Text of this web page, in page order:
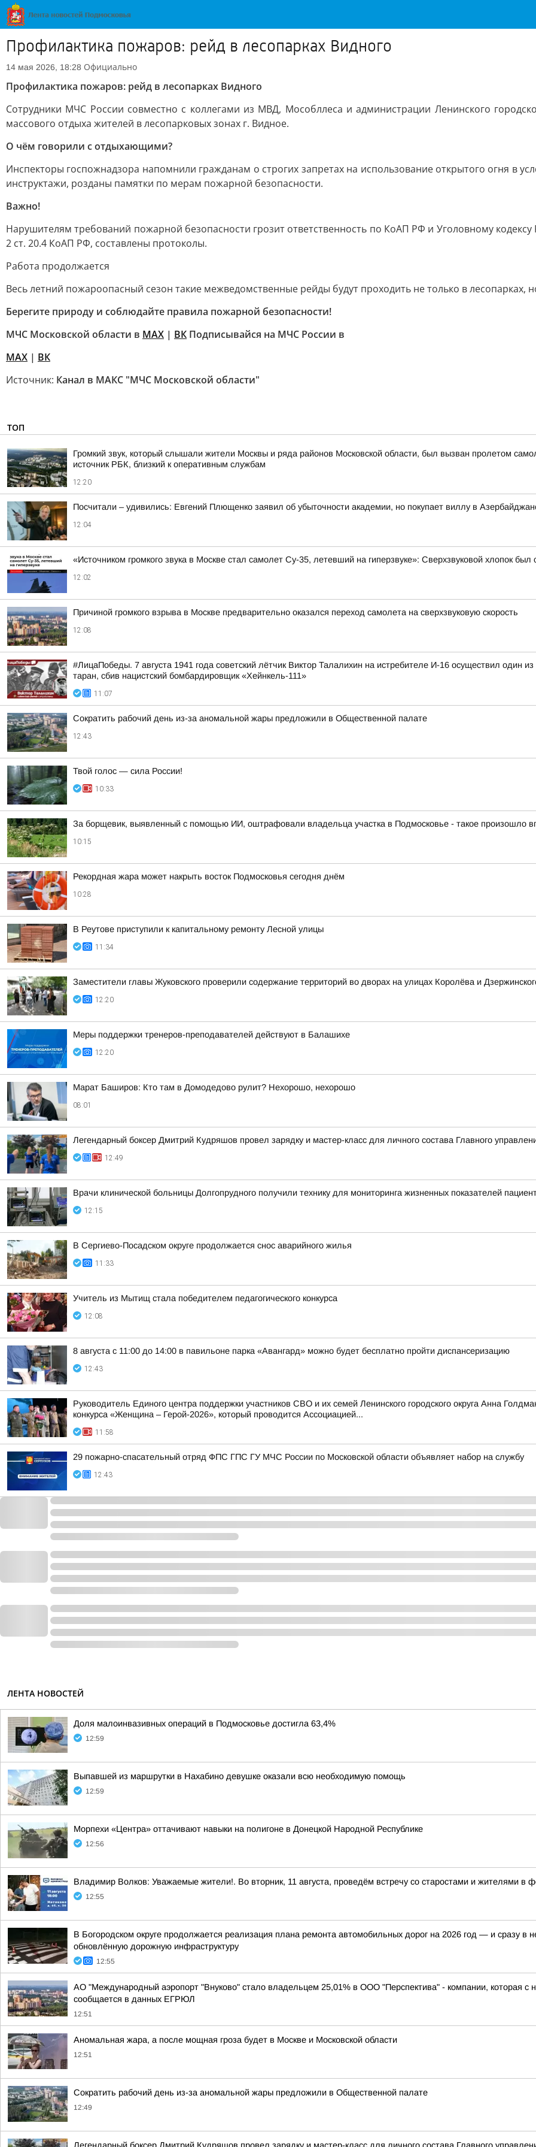
Профилактика пожаров: рейд в лесопарках Видного
14 мая 2026, 18:28 Официально
Профилактика пожаров: рейд в лесопарках Видного
Сотрудники МЧС России совместно с коллегами из МВД, Мособллеса и администрации Ленинского
массового отдыха жителей в лесопарковых зонах г. Видное.
О чём говорили с отдыхающими?
Инспекторы госпожнадзора напомнили гражданам о строгих запретах на использование открытого огня в
инструктажи, розданы памятки по мерам пожарной безопасности.
Важно!
Нарушителям требований пожарной безопасности грозит ответственность по КоАП РФ и Уголовному
2 ст. 20.4 КоАП РФ, составлены протоколы.
Работа продолжается
Весь летний пожароопасный сезон такие межведомственные рейды будут проходить не только в лесопарках,
Берегите природу и соблюдайте правила пожарной безопасности!
МЧС Московской области в MAX | ВК Подписывайся на МЧС России в
MAX | ВК
Источник: Канал в МАКС "МЧС Московской области"
ТОП
Громкий звук, который слышали жители Москвы и ряда районов Московской области, был вызван пролетом
источник РБК, близкий к оперативным службам
12:20
Посчитали – удивились: Евгений Плющенко заявил об убыточности академии, но покупает виллу в
12:04
«Источником громкого звука в Москве стал самолет Су-35, летевший на гиперзвуке»: Сверхзвуковой хлопок
12:02
Причиной громкого взрыва в Москве предварительно оказался переход самолета на сверхзвуковую скорость
12:08
#ЛицаПобеды. 7 августа 1941 года советский лётчик Виктор Талалихин на истребителе И-16 осуществил один
таран, сбив нацистский бомбардировщик «Хейнкель-111»
11:07
Сократить рабочий день из-за аномальной жары предложили в Общественной палате
12:43
Твой голос — сила России!
10:33
За борщевик, выявленный с помощью ИИ, оштрафовали владельца участка в Подмосковье - такое произошло
10:15
Рекордная жара может накрыть восток Подмосковья сегодня днём
10:28
В Реутове приступили к капитальному ремонту Лесной улицы
11:34
Заместители главы Жуковского проверили содержание территорий во дворах на улицах Королёва и
12:20
Меры поддержки тренеров-преподавателей действуют в Балашихе
12:20
Марат Баширов: Кто там в Домодедово рулит? Нехорошо, нехорошо
08:01
Легендарный боксер Дмитрий Кудряшов провел зарядку и мастер-класс для личного состава Главного
12:49
Врачи клинической больницы Долгопрудного получили технику для мониторинга жизненных показателей
12:15
В Сергиево-Посадском округе продолжается снос аварийного жилья
11:33
Учитель из Мытищ стала победителем педагогического конкурса
12:08
8 августа с 11:00 до 14:00 в павильоне парка «Авангард» можно будет бесплатно пройти диспансеризацию
12:43
Руководитель Единого центра поддержки участников СВО и их семей Ленинского городского округа Анна
конкурса «Женщина – Герой-2026», который проводится Ассоциацией...
11:58
29 пожарно-спасательный отряд ФПС ГПС ГУ МЧС России по Московской области объявляет набор на службу
12:43
ЛЕНТА НОВОСТЕЙ
Доля малоинвазивных операций в Подмосковье достигла 63,4%
12:59
Выпавшей из маршрутки в Нахабино девушке оказали всю необходимую помощь
12:59
Морпехи «Центра» оттачивают навыки на полигоне в Донецкой Народной Республике
12:56
Владимир Волков: Уважаемые жители!. Во вторник, 11 августа, проведём встречу со старостами и жителями в
12:55
В Богородском округе продолжается реализация плана ремонта автомобильных дорог на 2026 год — и сразу в
обновлённую дорожную инфраструктуру
12:55
АО "Международный аэропорт "Внуково" стало владельцем 25,01% в ООО "Перспектива" - компании, которая с
сообщается в данных ЕГРЮЛ
12:51
Аномальная жара, а после мощная гроза будет в Москве и Московской области
12:51
Сократить рабочий день из-за аномальной жары предложили в Общественной палате
12:49